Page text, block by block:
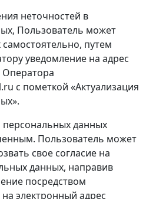
неточностей в
Пользователь может
путем
уведомление на адрес
с пометкой «Актуализация
персональных данных
Пользователь может
свое согласие на
данных, направив
посредством
электронный адрес